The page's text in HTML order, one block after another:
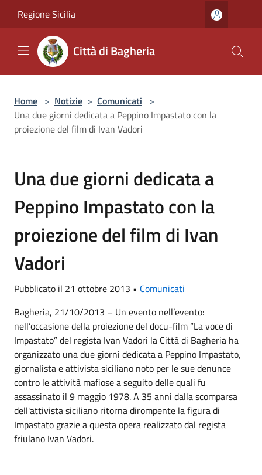
Regione Sicilia
Città di Bagheria
Home > Notizie > Comunicati >
Una due giorni dedicata a Peppino Impastato con la
proiezione del film di Ivan Vadori
Una due giorni dedicata a
Peppino Impastato con la
proiezione del film di Ivan
Vadori
Pubblicato il 21 ottobre 2013 • Comunicati
Bagheria, 21/10/2013 – Un evento nell’evento:
nell’occasione della proiezione del docu-film “La voce di
Impastato” del regista Ivan Vadori la Città di Bagheria ha
organizzato una due giorni dedicata a Peppino Impastato,
giornalista e attivista siciliano noto per le sue denunce
contro le attività mafiose a seguito delle quali fu
assassinato il 9 maggio 1978. A 35 anni dalla scomparsa
dell'attivista siciliano ritorna dirompente la figura di
Impastato grazie a questa opera realizzato dal regista
friulano Ivan Vadori.